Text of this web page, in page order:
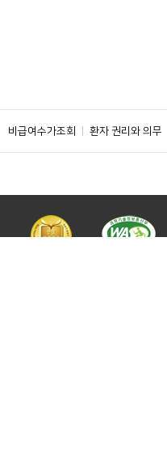
비급여수가조회 환자 권리와 의무